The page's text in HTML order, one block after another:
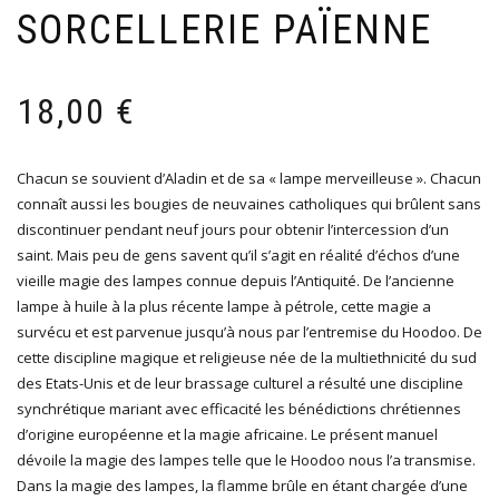
SORCELLERIE PAÏENNE
18,00 €
Chacun se souvient d’Aladin et de sa « lampe merveilleuse ». Chacun
connaît aussi les bougies de neuvaines catholiques qui brûlent sans
discontinuer pendant neuf jours pour obtenir l’intercession d’un
saint. Mais peu de gens savent qu’il s’agit en réalité d’échos d’une
vieille magie des lampes connue depuis l’Antiquité. De l’ancienne
lampe à huile à la plus récente lampe à pétrole, cette magie a
survécu et est parvenue jusqu’à nous par l’entremise du Hoodoo. De
cette discipline magique et religieuse née de la multiethnicité du sud
des Etats-Unis et de leur brassage culturel a résulté une discipline
synchrétique mariant avec efficacité les bénédictions chrétiennes
d’origine européenne et la magie africaine. Le présent manuel
dévoile la magie des lampes telle que le Hoodoo nous l’a transmise.
Dans la magie des lampes, la flamme brûle en étant chargée d’une